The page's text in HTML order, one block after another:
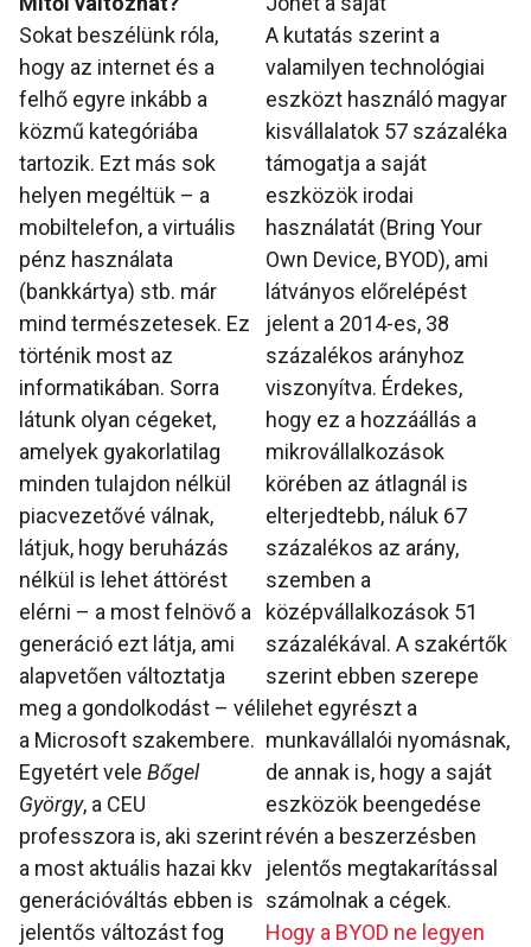
A kutatás szerint a
valamilyen technológiai
eszközt használó magyar
kisvállalatok 57 százaléka
támogatja a saját
eszközök irodai
használatát (Bring Your
Own Device, BYOD), ami
látványos előrelépést
jelent a 2014-es, 38
százalékos arányhoz
viszonyítva. Érdekes,
hogy ez a hozzáállás a
mikrovállalkozások
körében az átlagnál is
elterjedtebb, náluk 67
százalékos az arány,
szemben a
középvállalkozások 51
százalékával. A szakértők
szerint ebben szerepe
lehet egyrészt a
munkavállalói nyomásnak,
de annak is, hogy a saját
eszközök beengedése
révén a beszerzésben
jelentős megtakarítással
számolnak a cégek.
Hogy a BYOD ne legyen
Sokat beszélünk róla,
hogy az internet és a
felhő egyre inkább a
közmű kategóriába
tartozik. Ezt más sok
helyen megéltük – a
mobiltelefon, a virtuális
pénz használata
(bankkártya) stb. már
mind természetesek. Ez
történik most az
informatikában. Sorra
látunk olyan cégeket,
amelyek gyakorlatilag
minden tulajdon nélkül
piacvezetővé válnak,
látjuk, hogy beruházás
nélkül is lehet áttörést
elérni – a most felnövő a
generáció ezt látja, ami
alapvetően változtatja
meg a gondolkodást – véli
a Microsoft szakembere.
Egyetért vele Bőgel
György, a CEU
professzora is, aki szerint
a most aktuális hazai kkv
generációváltás ebben is
jelentős változást fog